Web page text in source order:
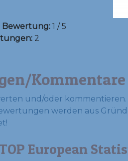
Bewertung:1 / 5
2
Kommentare
und/oder kommentieren.
werden aus
European